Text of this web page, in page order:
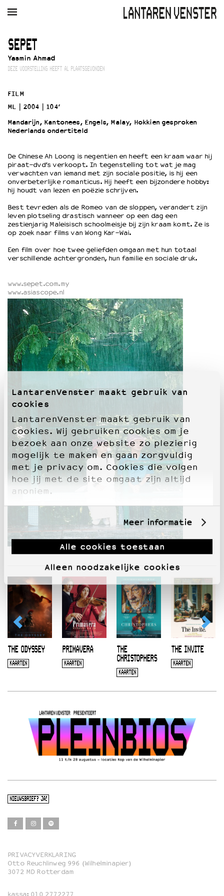
LantarenVenster maakt gebruik van
cookies
LantarenVenster maakt gebruik van
cookies. Wij gebruiken cookies om je
bezoek aan onze website zo plezierig
mogelijk te maken en gaan zorgvuldig
met je privacy om. Cookies die volgen
hoe jij met de site omgaat zijn altijd
anoniem.
Meer informatie
Alle cookies toestaan
Alleen noodzakelijke cookies
AGENDA
Winkelmandje
Zoek
Openingstijden & contact
Bereikbaarheid
Kaartverkoop
EDUCATIE
Schoolvoorstellingen
Filmprogramma’s Primair Onderwijs
Speciale educatieprogramma’s
OVER LANTARENVENSTER
Wat we doen
Wie is wie
Word vriend
Historie
Partners
Huisregels
Privacyverklaring
Integriteits- en gedragscode
Duurzaamheid
Ruimte voor artistieke vrijheid – VNPF
SEPET
Yasmin Ahmad
DEZE VOORSTELLING HEEFT AL PLAATSGEVONDEN
FILM
ML
2004
104’
Mandarijn, Kantonees, Engels, Malay, Hokkien gesproken
Nederlands ondertiteld
De Chinese Ah Loong is negentien en heeft een kraam waar hij
piraat-dvd’s verkoopt. In tegenstelling tot wat je mag
verwachten van iemand met zijn sociale positie, is hij een
onverbeterlijke romanticus. Hij heeft een bijzondere hobby:
hij houdt van lezen en poëzie schrijven.
Best tevreden als de Romeo van de sloppen, verandert zijn
leven plotseling drastisch wanneer op een dag een
zestienjarig Maleisisch schoolmeisje bij zijn kraam komt. Ze is
op zoek naar films van Wong Kar-Wai.
Een film over hoe twee geliefden omgaan met hun totaal
verschillende achtergronden, hun familie en sociale druk.
www.sepet.com.my
www.asiascope.nl
THE ODYSSEY
KAARTEN
PRIMAVERA
KAARTEN
THE
CHRISTOPHERS
KAARTEN
THE INVITE
KAARTEN
NIEUWSBRIEF? JA!
Film
PRIVACYVERKLARING
Otto Reuchlinweg 996 (Wilhelminapier)
3072 MD Rotterdam
kassa: 010 2772277